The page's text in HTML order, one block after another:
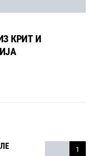
КРИТ И
1